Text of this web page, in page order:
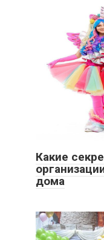
Какие
дома